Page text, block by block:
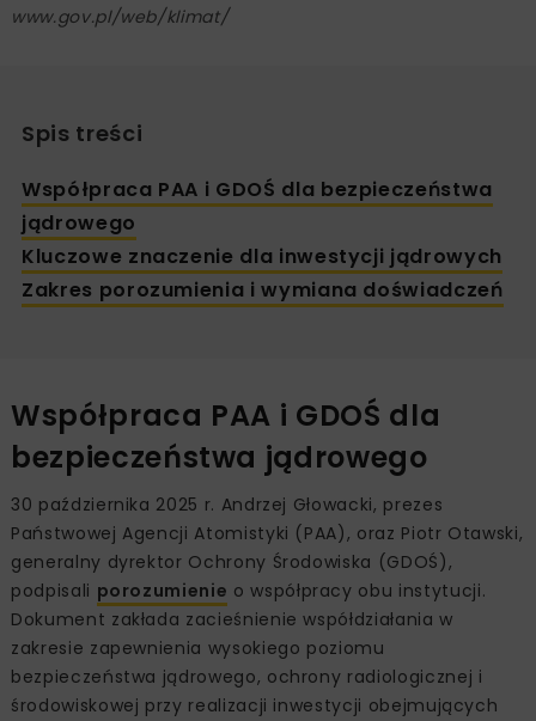
www.gov.pl/web/klimat/
Spis treści
Współpraca PAA i GDOŚ dla bezpieczeństwa
jądrowego
Kluczowe znaczenie dla inwestycji jądrowych
Zakres porozumienia i wymiana doświadczeń
Współpraca PAA i GDOŚ dla
bezpieczeństwa jądrowego
30 października 2025 r. Andrzej Głowacki, prezes
Państwowej Agencji Atomistyki (PAA), oraz Piotr Otawski,
generalny dyrektor Ochrony Środowiska (GDOŚ),
podpisali porozumienie o współpracy obu instytucji.
Dokument zakłada zacieśnienie współdziałania w
zakresie zapewnienia wysokiego poziomu
bezpieczeństwa jądrowego, ochrony radiologicznej i
środowiskowej przy realizacji inwestycji obejmujących